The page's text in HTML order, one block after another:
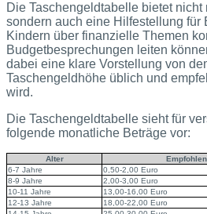
Die Taschengeldtabelle bietet nicht
sondern auch eine Hilfestellung für
Kindern über finanzielle Themen
Budgetbesprechungen leiten
dabei eine klare Vorstellung von
Taschengeldhöhe üblich und
wird.
Die Taschengeldtabelle sieht für
folgende monatliche Beträge vor:
Alter
6-7 Jahre
0,50-2,00 Euro
8-9 Jahre
2,00-3,00 Euro
10-11 Jahre
13,00-16,00 Euro
12-13 Jahre
18,00-22,00 Euro